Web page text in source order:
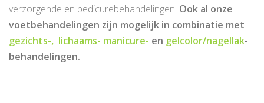
verzorgende en pedicurebehandelingen. Ook al onze
voetbehandelingen zijn mogelijk in combinatie met
gezichts-, lichaams- manicure- en gelcolor/nagellak-
behandelingen.